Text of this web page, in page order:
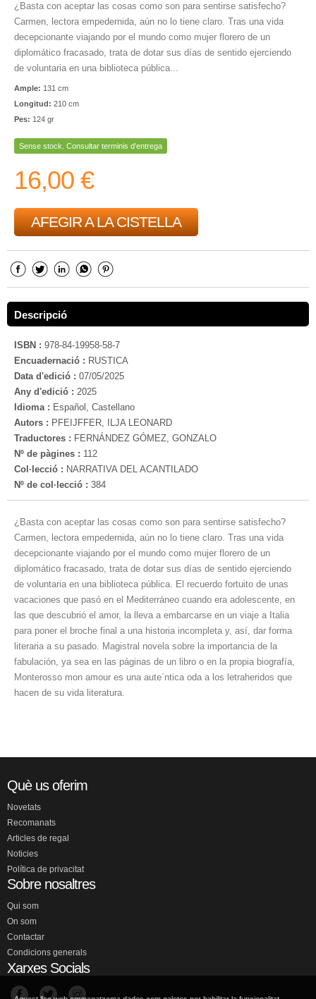
¿Basta con aceptar las cosas como son para sentirse satisfecho?
Carmen, lectora empedernida, aún no lo tiene claro. Tras una vida
decepcionante viajando por el mundo como mujer flo­rero de un
diplomático fracasado, trata de dotar sus días de sentido ejerciendo
de voluntaria en una biblioteca pública...
Ample: 131 cm
Longitud: 210 cm
Pes: 124 gr
Sense stock. Consultar terminis d'entrega
16,00 €
AFEGIR A LA CISTELLA
Descripció
ISBN : 978-84-19958-58-7
Encuadernació : RUSTICA
Data d'edició : 07/05/2025
Any d'edició : 2025
Idioma : Español, Castellano
Autors : PFEIJFFER, ILJA LEONARD
Traductores : FERNÁNDEZ GÓMEZ, GONZALO
Nº de pàgines : 112
Col·lecció : NARRATIVA DEL ACANTILADO
Nº de col·lecció : 384
¿Basta con aceptar las cosas como son para sentirse satisfecho?
Carmen, lectora empedernida, aún no lo tiene claro. Tras una vida
decepcionante viajando por el mundo como mujer flo­rero de un
diplomático fracasado, trata de dotar sus días de sentido ejerciendo
de voluntaria en una biblioteca pública. El recuerdo fortuito de unas
vacaciones que pasó en el Medite­rráneo cuando era adolescente, en
las que descubrió el amor, la lleva a embarcarse en un via­je a Italia
para poner el broche final a una his­toria incompleta y, así, dar forma
literaria a su pasado. Magistral novela sobre la importancia de la
fabulación, ya sea en las páginas de un li­bro o en la propia biografía,
Monterosso mon amour es una aute´ntica oda a los letraheridos que
hacen de su vida literatura.
Què us oferim
Novetats
Recomanats
Articles de regal
Noticies
Política de privacitat
Sobre nosaltres
Qui som
On som
Contactar
Condicions generals
Xarxes Socials